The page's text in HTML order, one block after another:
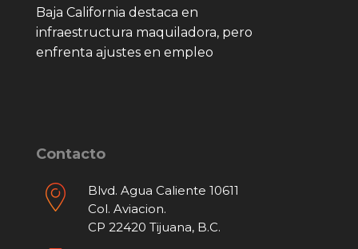
Baja California destaca en
infraestructura maquiladora, pero
enfrenta ajustes en empleo
Contacto
Blvd. Agua Caliente 10611
Col. Aviacion.
CP 22420 Tijuana, B.C.